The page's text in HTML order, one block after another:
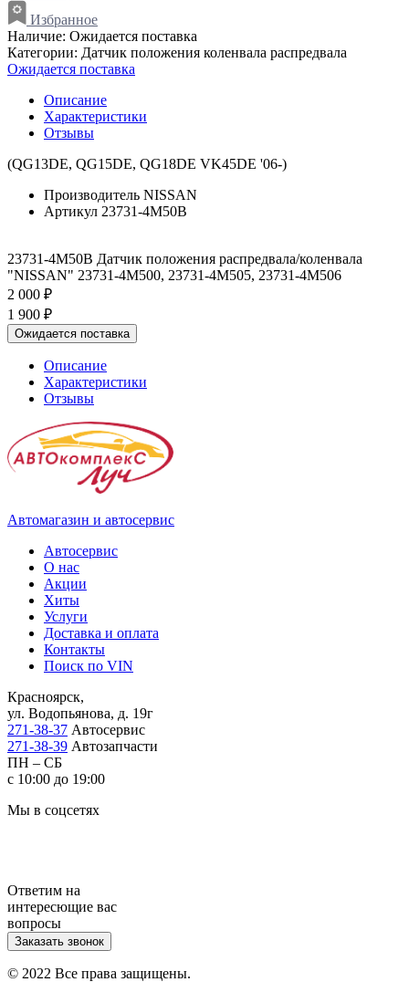
Избранное
Наличие: Ожидается поставка
Категории: Датчик положения коленвала распредвала
Ожидается поставка
Описание
Характеристики
Отзывы
(QG13DE, QG15DE, QG18DE VK45DE '06-)
Производитель NISSAN
Артикул 23731-4M50B
23731-4M50B Датчик положения распредвала/коленвала
"NISSAN" 23731-4M500, 23731-4M505, 23731-4M506
2 000 ₽
1 900 ₽
Ожидается поставка
Описание
Характеристики
Отзывы
Автомагазин и автосервис
Автосервис
О нас
Акции
Хиты
Услуги
Доставка и оплата
Контакты
Поиск по VIN
Красноярск,
ул. Водопьянова, д. 19г
271-38-37 Автосервис
271-38-39 Автозапчасти
ПН – СБ
с 10:00 до 19:00
Мы в соцсетях
Ответим на
интересющие вас
вопросы
Заказать звонок
© 2022 Все права защищены.